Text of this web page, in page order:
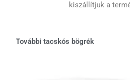
kiszállítjuk a
További tacskós bögrék